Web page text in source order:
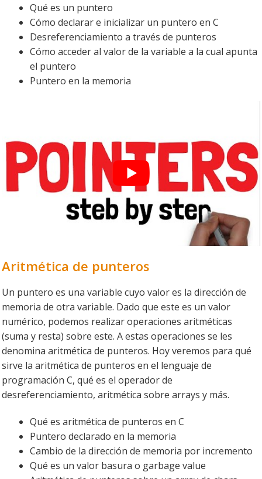
Qué es un puntero
Cómo declarar e inicializar un puntero en C
Desreferenciamiento a través de punteros
Cómo acceder al valor de la variable a la cual apunta
el puntero
Puntero en la memoria
Aritmética de punteros
Un puntero es una variable cuyo valor es la dirección de
memoria de otra variable. Dado que este es un valor
numérico, podemos realizar operaciones aritméticas
(suma y resta) sobre este. A estas operaciones se les
denomina aritmética de punteros. Hoy veremos para qué
sirve la aritmética de punteros en el lenguaje de
programación C, qué es el operador de
desreferenciamiento, aritmética sobre arrays y más.
Qué es aritmética de punteros en C
Puntero declarado en la memoria
Cambio de la dirección de memoria por incremento
Qué es un valor basura o garbage value